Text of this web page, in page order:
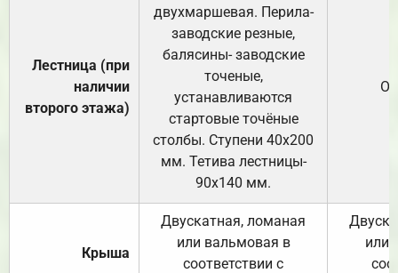
Лестница (при
наличии
второго этажа)
двухмаршевая. Перила-
заводские резные,
балясины- заводские
точеные,
устанавливаются
стартовые точёные
столбы. Ступени 40х200
мм. Тетива лестницы-
90х140 мм.
Крыша
Двускатная, ломаная
или вальмовая в
соответствии с
или